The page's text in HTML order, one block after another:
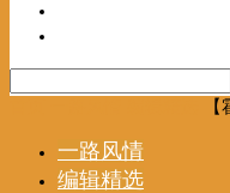
一路风情
编辑精选